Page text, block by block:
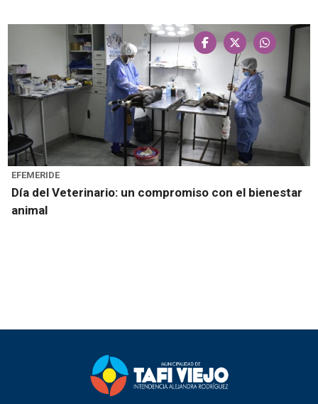
EFEMERIDE
Día del Veterinario: un compromiso con el bienestar
animal